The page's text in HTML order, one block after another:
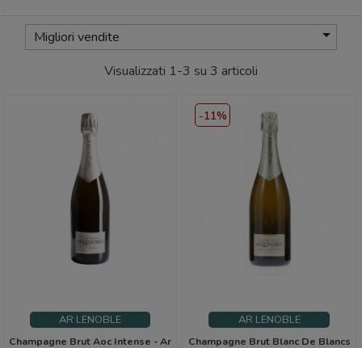
Migliori vendite 
Visualizzati 1-3 su 3 articoli
AR LENOBLE
Champagne Brut Aoc Intense - Ar
AR LENOBLE
Champagne Brut Blanc De Blancs
-11%